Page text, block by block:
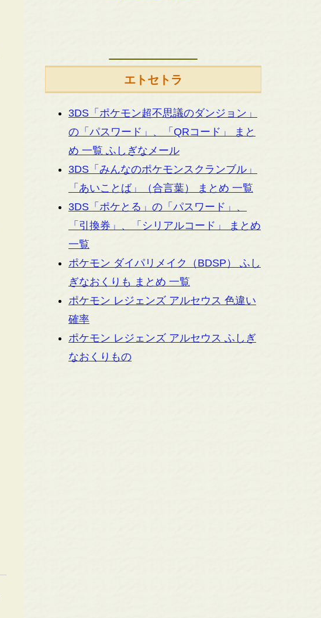
エトセトラ
3DS「ポケモン超不思議のダンジョン」
の「パスワード」、「QRコード」 まと
め 一覧 ふしぎなメール
3DS「みんなのポケモンスクランブル」
「あいことば」（合言葉） まとめ 一覧
3DS「ポケとる」の「パスワード」、
「引換券」、「シリアルコード」 まとめ
一覧
ポケモン ダイパリメイク（BDSP） ふし
ぎなおくりも まとめ 一覧
ポケモン レジェンズ アルセウス 色違い
確率
ポケモン レジェンズ アルセウス ふしぎ
なおくりもの